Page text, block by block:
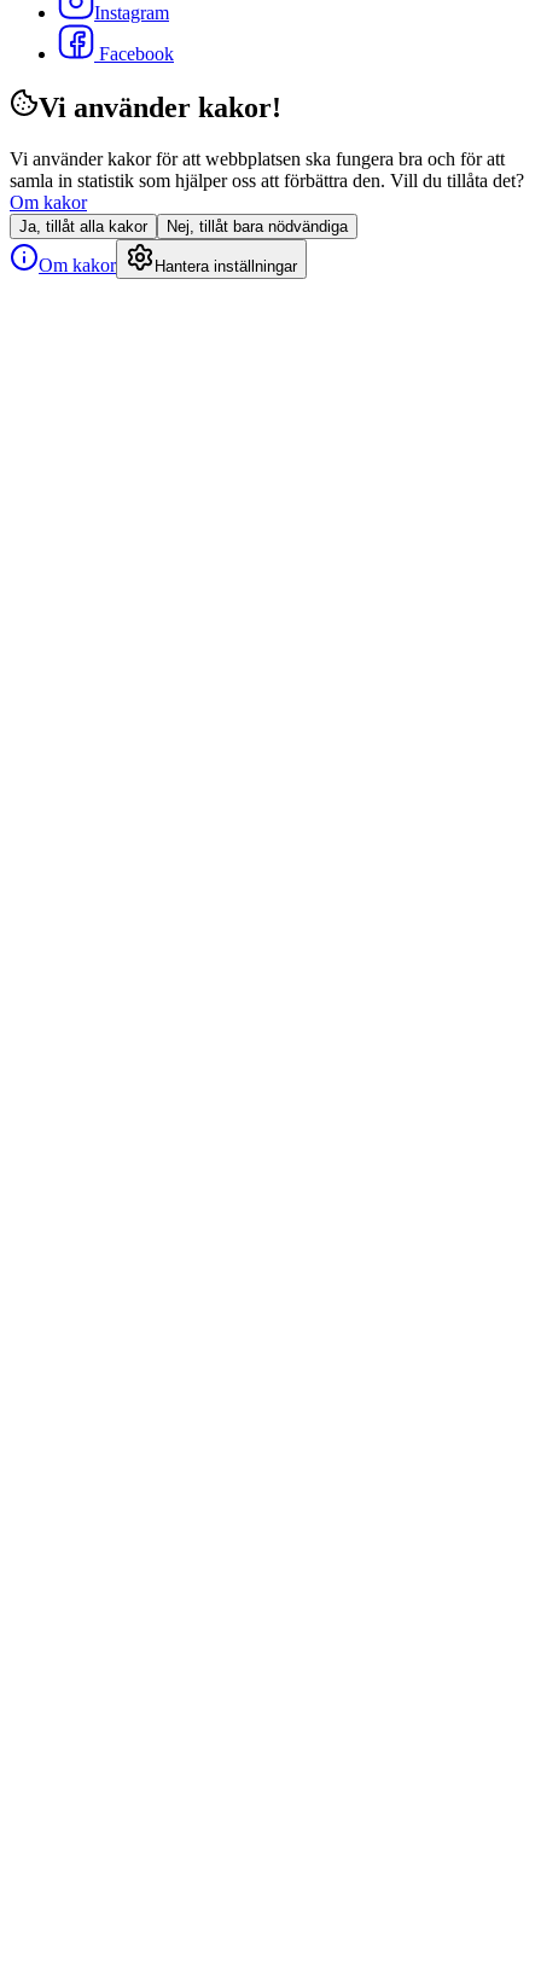
Instagram
Facebook
Vi använder kakor!
Vi använder kakor för att webbplatsen ska fungera bra och för att
samla in statistik som hjälper oss att förbättra den. Vill du tillåta det?
Om kakor
Ja, tillåt alla kakor Nej, tillåt bara nödvändiga
Om kakor Hantera inställningar